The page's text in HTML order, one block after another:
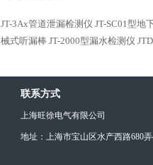
JT-3Ax管道泄漏检测仪 JT-SC01型地
械式听漏棒 JT-2000型漏水检测仪
联系方式
上海旺徐电气有限公司
地址：上海市宝山区水产西路680